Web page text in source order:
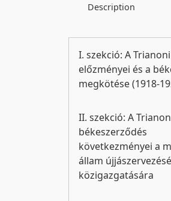
Description
I. szekció: A
előzményei és a
megkötése (1918-
II. szekció: A
békeszerződés
következményei a
állam
közigazgatására